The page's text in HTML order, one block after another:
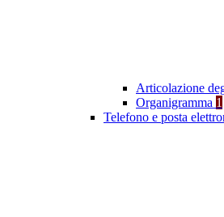
Articolazione
Organigramma 1
Telefono e posta